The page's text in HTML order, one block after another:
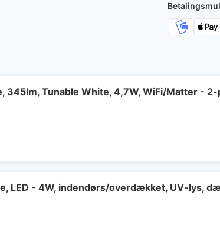
345lm, Tunable White, 4,7W, WiFi/Matter - 2-
LED - 4W, indendørs/overdækket, UV-lys,